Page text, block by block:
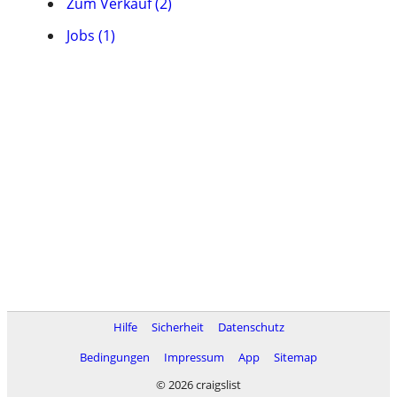
Jobs (1)
Hilfe Sicherheit
Datenschutz
Bedingungen
Impressum App
Sitemap
© 2026 craigslist